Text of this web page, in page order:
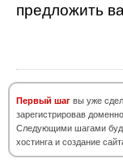
предложить
Первый шаг вы уже
зарегистрировав
Следующими шагами
хостинга и создание